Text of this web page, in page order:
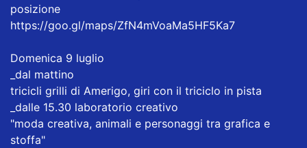
posizione
https://goo.gl/maps/ZfN4mVoaMa5HF5Ka7
Domenica 9 luglio
_dal mattino
tricicli grilli di Amerigo, giri con il triciclo in pista
_dalle 15.30 laboratorio creativo
"moda creativa, animali e personaggi tra grafica e
stoffa"